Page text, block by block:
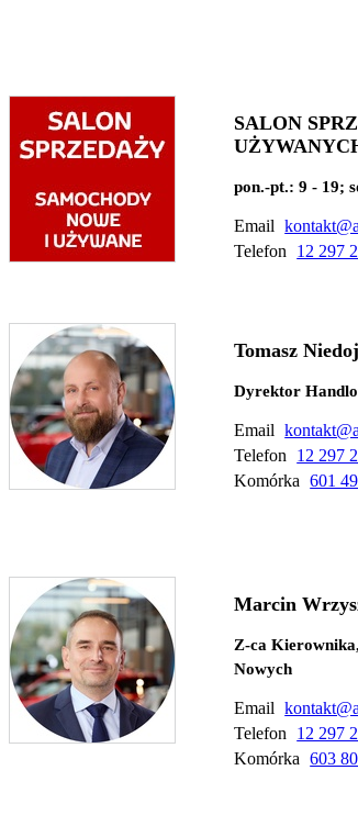
SALON
pon.-pt.: 9 - 19;
Email
Telefon
12 297
Tomasz
Dyrektor
Email
Telefon
12 297
Komórka 601
Marcin
Z-ca
Nowych
Email
Telefon
12 297
Komórka 603